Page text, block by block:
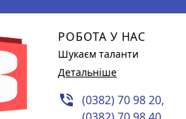
РОБОТА У НАС
Шукаєм таланти
Детальніше
phone_in_talk (0382) 70 98 20,